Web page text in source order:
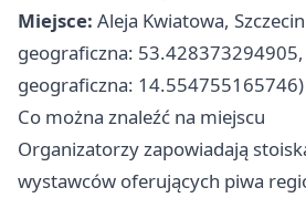
Miejsce: Aleja Kwiatowa,
geograficzna: 53.428373294905,
geograficzna: 14.554755165746)
Co można znaleźć na miejscu
Organizatorzy zapowiadają
wystawców oferujących piwa